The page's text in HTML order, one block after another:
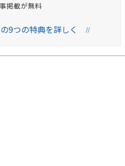
掲載が無料
9つの特典を詳しく //